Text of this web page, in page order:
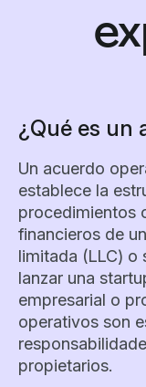
¿Qué es un
Un acuerdo
establece la
procedimientos
financieros de
limitada (LLC) o
lanzar una
empresarial o
operativos son
propietarios.